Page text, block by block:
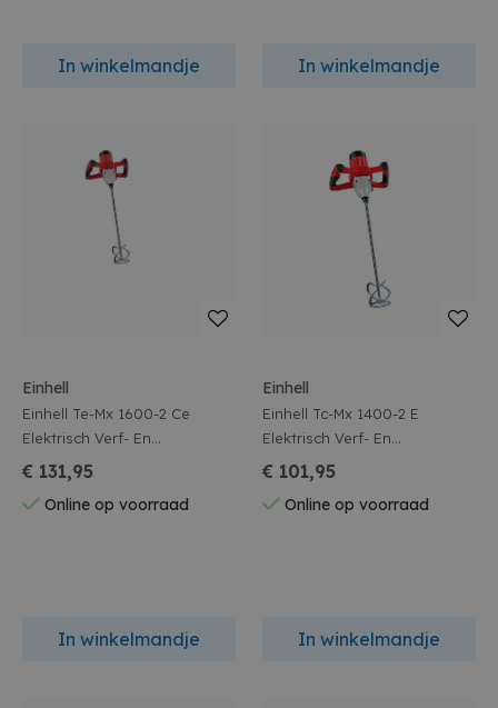
In winkelmandje In winkelmandje
Einhell
Einhell Te-Mx 1600-2 Ce
Elektrisch Verf- En
Mortelmenger
€ 131,95
Online op voorraad
In winkelmandje
Einhell
Einhell Tc-Mx 1400-2 E
Elektrisch Verf- En
Mortelmenger
€ 101,95
Online op voorraad
In winkelmandje